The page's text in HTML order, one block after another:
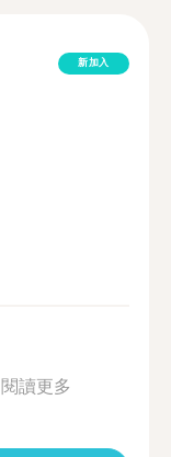
新加入
閱讀更多